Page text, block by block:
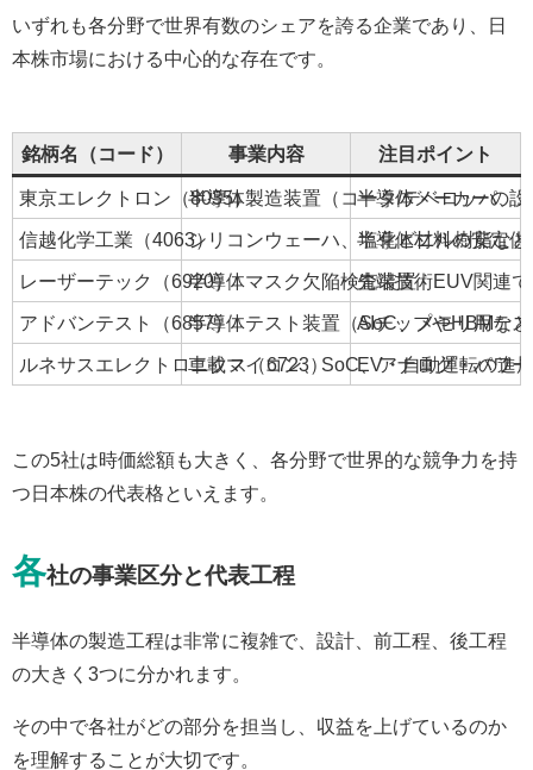
いずれも各分野で世界有数のシェアを誇る企業であり、日
本株市場における中心的な存在です。
銘柄名（コード） 事業内容 注目ポイント
東京エレクトロン（8035）半導体製造装置（コータ/デベロッパ、
半導体メーカーの
信越化学工業（4063）シリコンウェーハ、塩化ビニル樹脂な
半導体材料の安定
レーザーテック（6920）半導体マスク欠陥検査装置先端技術EUV関連
アドバンテスト（6857）半導体テスト装置（SoC、メモリ用テ
AIチップやHBMな
ルネサスエレクトロニクス（6723）車載マイコン、SoC、アナログ・パワ
EV・自動運転の進
この5社は時価総額も大きく、各分野で世界的な競争力を持
つ日本株の代表格といえます。
各社の事業区分と代表工程
半導体の製造工程は非常に複雑で、設計、前工程、後工程
の大きく3つに分かれます。
その中で各社がどの部分を担当し、収益を上げているのか
を理解することが大切です。